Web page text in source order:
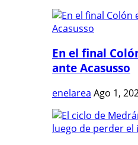
En el final
ante Acasusso
enelarea Ago 1,